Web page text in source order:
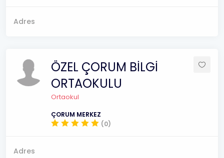
Adres
ÖZEL ÇORUM BİLGİ
ORTAOKULU
Ortaokul
ÇORUM MERKEZ
(0)
Adres